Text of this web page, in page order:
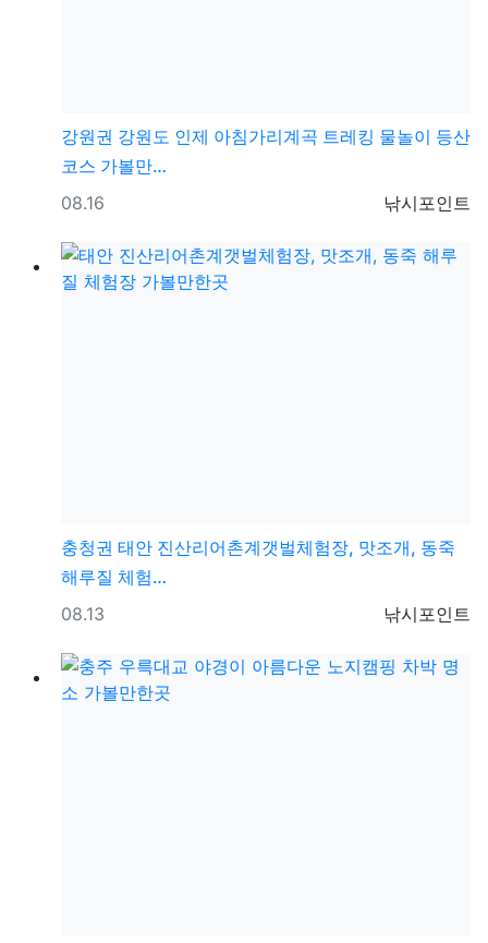
강원권 강원도 인제 아침가리계곡 트레킹 물놀이 등산
코스 가볼만…
등록자
낚시포인트
등록일
08.16
충청권 태안 진산리어촌계갯벌체험장, 맛조개, 동죽
해루질 체험…
등록자
낚시포인트
등록일
08.13